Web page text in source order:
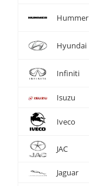
Hummer
Hyundai
Infiniti
Isuzu
Iveco
JAC
Jaguar